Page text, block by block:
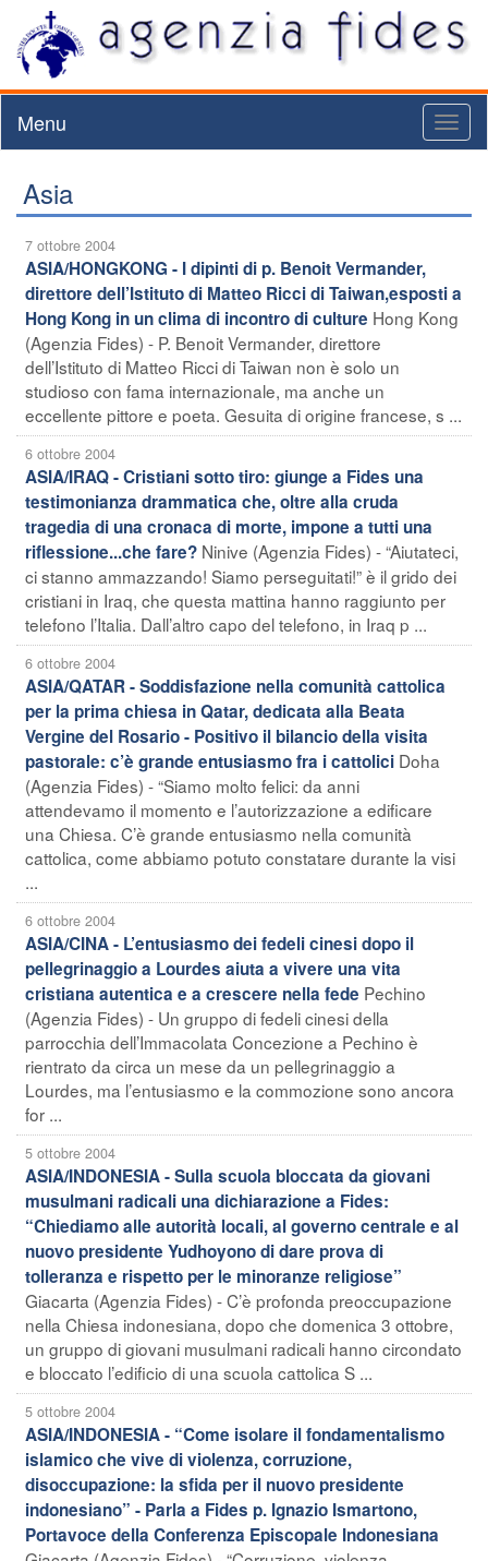
Menu
Asia
7 ottobre 2004
ASIA/HONGKONG - I dipinti di p. Benoit Vermander,
direttore dell’Istituto di Matteo Ricci di Taiwan,esposti a
Hong Kong in un clima di incontro di culture Hong Kong
(Agenzia Fides) - P. Benoit Vermander, direttore
dell’Istituto di Matteo Ricci di Taiwan non è solo un
studioso con fama internazionale, ma anche un
eccellente pittore e poeta. Gesuita di origine francese, s ...
6 ottobre 2004
ASIA/IRAQ - Cristiani sotto tiro: giunge a Fides una
testimonianza drammatica che, oltre alla cruda
tragedia di una cronaca di morte, impone a tutti una
riflessione...che fare? Ninive (Agenzia Fides) - “Aiutateci,
ci stanno ammazzando! Siamo perseguitati!” è il grido dei
cristiani in Iraq, che questa mattina hanno raggiunto per
telefono l’Italia. Dall’altro capo del telefono, in Iraq p ...
6 ottobre 2004
ASIA/QATAR - Soddisfazione nella comunità cattolica
per la prima chiesa in Qatar, dedicata alla Beata
Vergine del Rosario - Positivo il bilancio della visita
pastorale: c’è grande entusiasmo fra i cattolici Doha
(Agenzia Fides) - “Siamo molto felici: da anni
attendevamo il momento e l’autorizzazione a edificare
una Chiesa. C’è grande entusiasmo nella comunità
cattolica, come abbiamo potuto constatare durante la visi
...
6 ottobre 2004
ASIA/CINA - L’entusiasmo dei fedeli cinesi dopo il
pellegrinaggio a Lourdes aiuta a vivere una vita
cristiana autentica e a crescere nella fede Pechino
(Agenzia Fides) - Un gruppo di fedeli cinesi della
parrocchia dell’Immacolata Concezione a Pechino è
rientrato da circa un mese da un pellegrinaggio a
Lourdes, ma l’entusiasmo e la commozione sono ancora
for ...
5 ottobre 2004
ASIA/INDONESIA - Sulla scuola bloccata da giovani
musulmani radicali una dichiarazione a Fides:
“Chiediamo alle autorità locali, al governo centrale e al
nuovo presidente Yudhoyono di dare prova di
tolleranza e rispetto per le minoranze religiose”
Giacarta (Agenzia Fides) - C’è profonda preoccupazione
nella Chiesa indonesiana, dopo che domenica 3 ottobre,
un gruppo di giovani musulmani radicali hanno circondato
e bloccato l’edificio di una scuola cattolica S ...
5 ottobre 2004
ASIA/INDONESIA - “Come isolare il fondamentalismo
islamico che vive di violenza, corruzione,
disoccupazione: la sfida per il nuovo presidente
indonesiano” - Parla a Fides p. Ignazio Ismartono,
Portavoce della Conferenza Episcopale Indonesiana